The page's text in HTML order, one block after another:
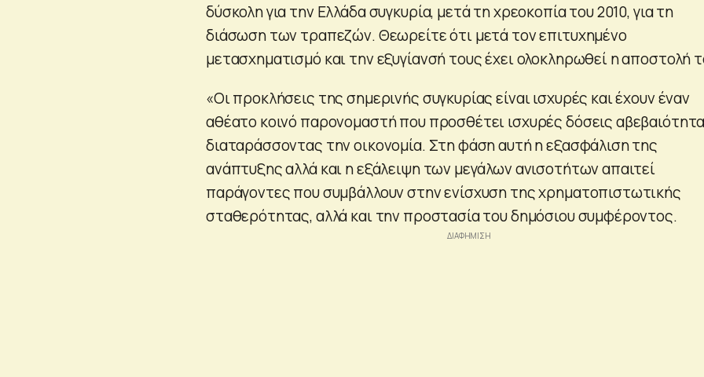
δύσκολη για την Ελλάδα συγκυρία, μετά τη χρεοκοπία του 2010, για τη
διάσωση των τραπεζών. Θεωρείτε ότι μετά τον επιτυχημένο
μετασχηματισμό και την εξυγίανσή τους έχει ολοκληρωθεί η αποστολή
«Οι προκλήσεις της σημερινής συγκυρίας είναι ισχυρές και έχουν έναν
αθέατο κοινό παρονομαστή που προσθέτει ισχυρές δόσεις
διαταράσσοντας την οικονομία. Στη φάση αυτή η εξασφάλιση της
ανάπτυξης αλλά και η εξάλειψη των μεγάλων ανισοτήτων απαιτεί
παράγοντες που συμβάλλουν στην ενίσχυση της χρηματοπιστωτικής
σταθερότητας, αλλά και την προστασία του δημόσιου συμφέροντος.